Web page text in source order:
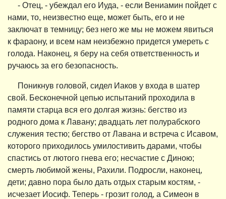
- Отец, - убеждал его Иуда, - если Вениамин пойдет с
нами, то, неизвестно еще, может быть, его и не
заключат в темницу; без него же мы не можем явиться
к фараону, и всем нам неизбежно придется умереть с
голода. Наконец, я беру на себя ответственность и
ручаюсь за его безопасность.
Поникнув головой, сидел Иаков у входа в шатер
свой. Бесконечной цепью испытаний проходила в
памяти старца вся его долгая жизнь: бегство из
родного дома к Лавану; двадцать лет полурабского
служения тестю; бегство от Лавана и встреча с Исавом,
которого приходилось умилостивить дарами, чтобы
спастись от лютого гнева его; несчастие с Диною;
смерть любимой жены, Рахили. Подросли, наконец,
дети; давно пора было дать отдых старым костям, -
исчезает Иосиф. Теперь - грозит голод, а Симеон в